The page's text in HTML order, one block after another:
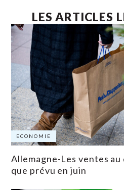
LES ARTICLES
ECONOMIE
Allemagne-Les ventes
que prévu en juin